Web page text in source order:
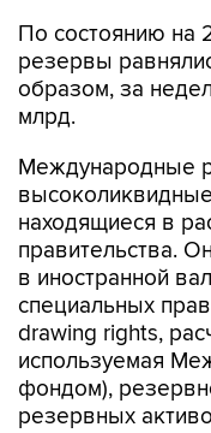
По состоянию на
резервы
образом, за
млрд.
Международные
находящиеся в
правительства.
в иностранной
специальных
drawing rights,
используемая
фондом),
резервных